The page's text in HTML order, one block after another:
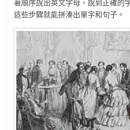
著順序說出英文字母，說到正確的
這些步驟就能拼湊出單字和句子。